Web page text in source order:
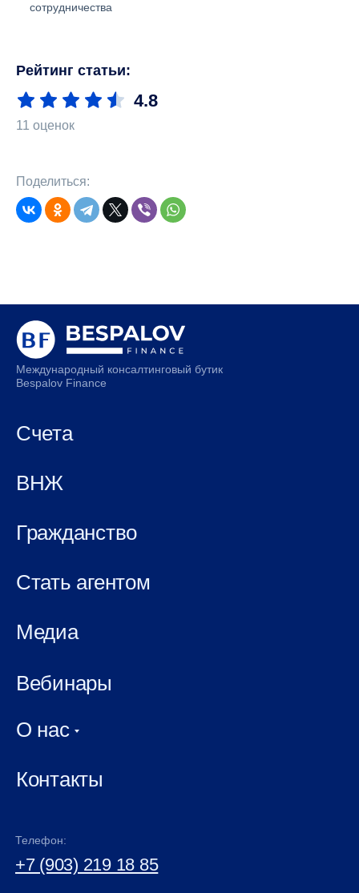
сотрудничества
Рейтинг статьи:
4.8
11 оценок
Поделиться:
Контакты
+7 (903) 219 18 85
Вебинары
Медиа
О нас
Стать агентом
Гражданство
ВНЖ
Счета
Телефон:
Международный консалтинговый бутик
Bespalov Finance